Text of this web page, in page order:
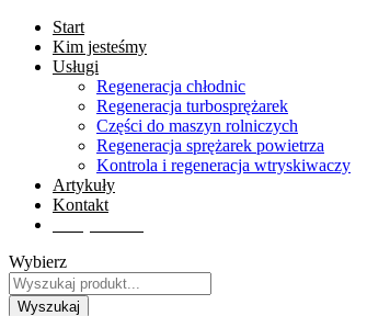
Start
Kim jesteśmy
Usługi
Regeneracja chłodnic
Regeneracja turbosprężarek
Części do maszyn rolniczych
Regeneracja sprężarek powietrza
Kontrola i regeneracja wtryskiwaczy
Artykuły
Kontakt
Wybierz
Wyszukaj